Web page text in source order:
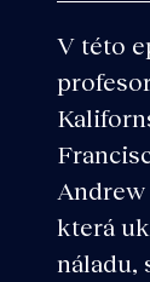
V této
která
náladu,